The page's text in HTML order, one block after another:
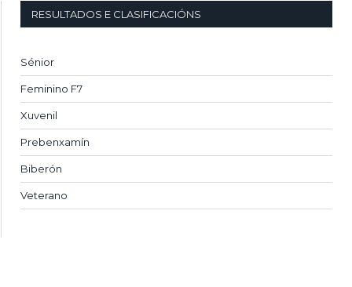
RESULTADOS E CLASIFICACIÓNS
Sénior
Feminino F7
Xuvenil
Prebenxamín
Biberón
Veterano